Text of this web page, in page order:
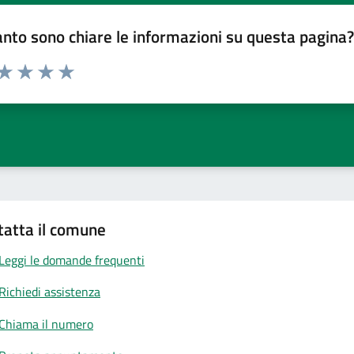
sono chiare le informazioni su questa pagina?
1 a 5 stelle la pagina
il comune
Leggi le domande frequenti
Richiedi assistenza
Chiama il numero